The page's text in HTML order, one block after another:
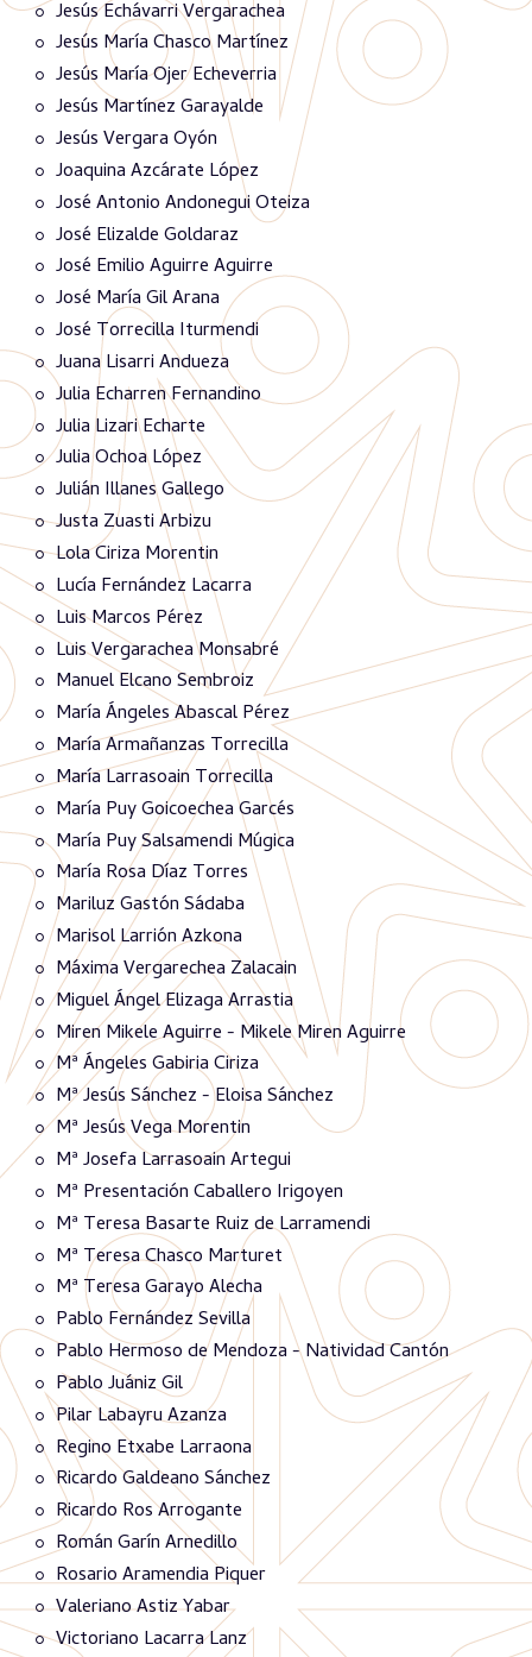
Jesús Echávarri Vergarachea
Jesús María Chasco Martínez
Jesús María Ojer Echeverria
Jesús Martínez Garayalde
Jesús Vergara Oyón
Joaquina Azcárate López
José Antonio Andonegui Oteiza
José Elizalde Goldaraz
José Emilio Aguirre Aguirre
José María Gil Arana
José Torrecilla Iturmendi
Juana Lisarri Andueza
Julia Echarren Fernandino
Julia Lizari Echarte
Julia Ochoa López
Julián Illanes Gallego
Justa Zuasti Arbizu
Lola Ciriza Morentin
Lucía Fernández Lacarra
Luis Marcos Pérez
Luis Vergarachea Monsabré
Manuel Elcano Sembroiz
María Ángeles Abascal Pérez
María Armañanzas Torrecilla
María Larrasoain Torrecilla
María Puy Goicoechea Garcés
María Puy Salsamendi Múgica
María Rosa Díaz Torres
Mariluz Gastón Sádaba
Marisol Larrión Azkona
Máxima Vergarechea Zalacain
Miguel Ángel Elizaga Arrastia
Miren Mikele Aguirre - Mikele Miren Aguirre
Mª Ángeles Gabiria Ciriza
Mª Jesús Sánchez - Eloisa Sánchez
Mª Jesús Vega Morentin
Mª Josefa Larrasoain Artegui
Mª Presentación Caballero Irigoyen
Mª Teresa Basarte Ruiz de Larramendi
Mª Teresa Chasco Marturet
Mª Teresa Garayo Alecha
Pablo Fernández Sevilla
Pablo Hermoso de Mendoza - Natividad Cantón
Pablo Juániz Gil
Pilar Labayru Azanza
Regino Etxabe Larraona
Ricardo Galdeano Sánchez
Ricardo Ros Arrogante
Román Garín Arnedillo
Rosario Aramendia Piquer
Valeriano Astiz Yabar
Victoriano Lacarra Lanz